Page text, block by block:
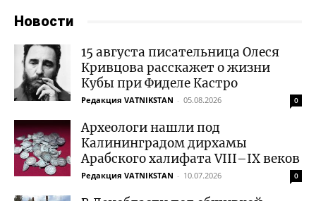
Новости
15 августа писательница Олеся
Кривцова расскажет о жизни
Кубы при Фиделе Кастро
Редакция VATNIKSTAN - 05.08.2026 0
Археологи нашли под
Калининградом дирхамы
Арабского халифата VIII–IX веков
Редакция VATNIKSTAN - 10.07.2026 0